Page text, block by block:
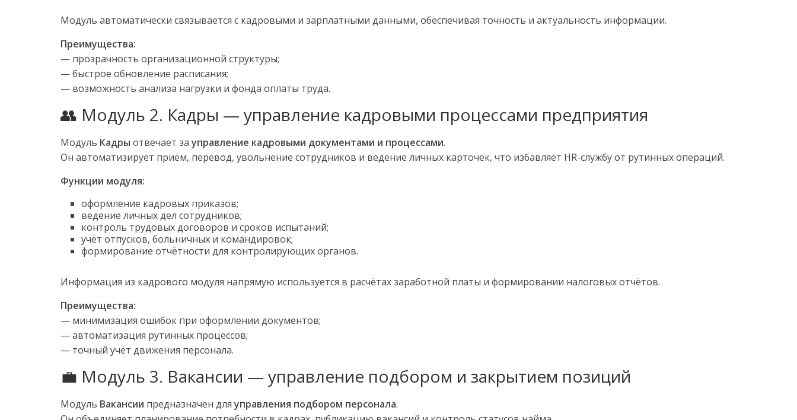
Модуль автоматически связывается с кадровыми и зарплатными данными, обеспечивая точность и актуальность информации.
Преимущества:
— прозрачность организационной структуры;
— быстрое обновление расписания;
— возможность анализа нагрузки и фонда оплаты труда.
👥 Модуль 2. Кадры — управление кадровыми процессами предприятия
Модуль Кадры отвечает зауправление кадровыми документами и процессами.
Он автоматизирует приём, перевод, увольнение сотрудников и ведение личных карточек, что избавляет HR-службу от рутинных операций.
Функции модуля:
оформление кадровых приказов;
ведение личных дел сотрудников;
контроль трудовых договоров и сроков испытаний;
учёт отпусков, больничных и командировок;
формирование отчётности для контролирующих органов.
Информация из кадрового модуля напрямую используется в расчётах заработной платы и формировании налоговых отчётов.
Преимущества:
— минимизация ошибок при оформлении документов;
— автоматизация рутинных процессов;
— точный учёт движения персонала.
💼 Модуль 3. Вакансии — управление подбором и закрытием позиций
Модуль Вакансии предназначен дляуправления подбором персонала.